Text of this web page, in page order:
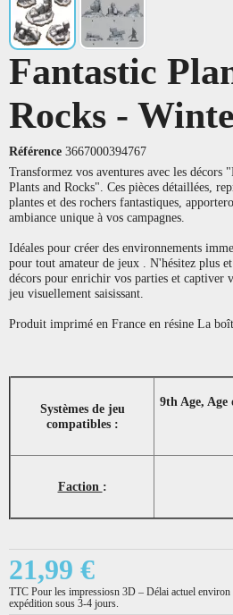
Fantastic
Rocks -
Référence 3667000394767
Transformez vos aventures avec les décors
Plants and Rocks". Ces pièces détaillées,
plantes et des rochers fantastiques,
ambiance unique à vos campagnes.
Idéales pour créer des environnements
pour tout amateur de jeux . N'hésitez plus
décors pour enrichir vos parties et captiver
jeu visuellement saisissant.
Produit imprimé en France en résine La
Systèmes de jeu
compatibles :
9th Age,
Faction :
21,99 €
TTC Pour les impressiosn 3D – Délai actuel
expédition sous 3-4 jours.